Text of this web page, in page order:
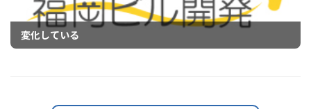
変化している